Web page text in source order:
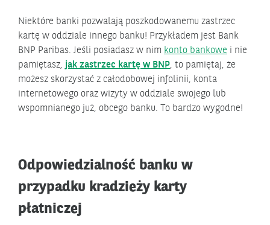
Niektóre banki pozwalają poszkodowanemu zastrzec
kartę w oddziale innego banku! Przykładem jest Bank
BNP Paribas. Jeśli posiadasz w nim konto bankowe i nie
pamiętasz, jak zastrzec kartę w BNP, to pamiętaj, że
możesz skorzystać z całodobowej infolinii, konta
internetowego oraz wizyty w oddziale swojego lub
wspomnianego już, obcego banku. To bardzo wygodne!
Odpowiedzialność banku w
przypadku kradzieży karty
płatniczej